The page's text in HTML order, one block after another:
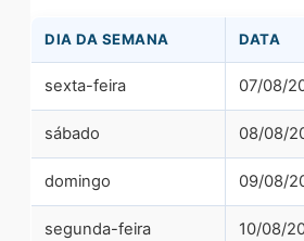
DIA DA SEMANA DATA
sexta-feira 07/08/
sábado 08/08/
domingo 09/08/
segunda-feira 10/08/